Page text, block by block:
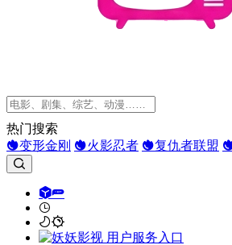
热门搜索
变形金刚
火影忍者 复仇者联盟